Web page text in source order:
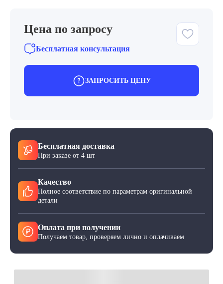
Цена по запросу
Бесплатная консультация
ЗАПРОСИТЬ ЦЕНУ
Бесплатная доставка
При заказе от 4 шт
Качество
Полное соответствие по параметрам оригинальной
детали
Оплата при получении
Получаем товар, проверяем лично и оплачиваем